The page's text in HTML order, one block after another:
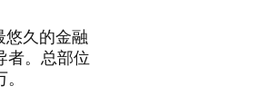
悠久的金融
者。总部位